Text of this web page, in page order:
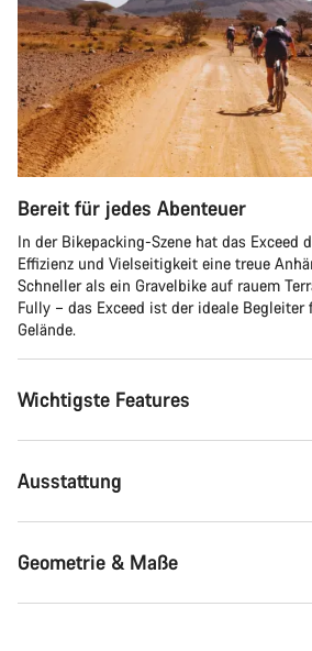
Bereit für jedes Abenteuer
In der Bikepacking-Szene hat das Exceed
Effizienz und Vielseitigkeit eine treue
Schneller als ein Gravelbike auf rauem
Fully – das Exceed ist der ideale
Gelände.
Wichtigste Features
Ausstattung
Geometrie & Maße